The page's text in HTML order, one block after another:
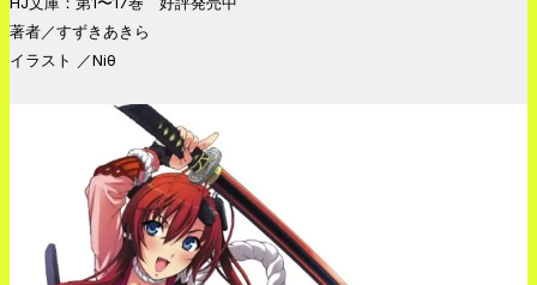
著者／すずきあきら
イラスト ／Niθ